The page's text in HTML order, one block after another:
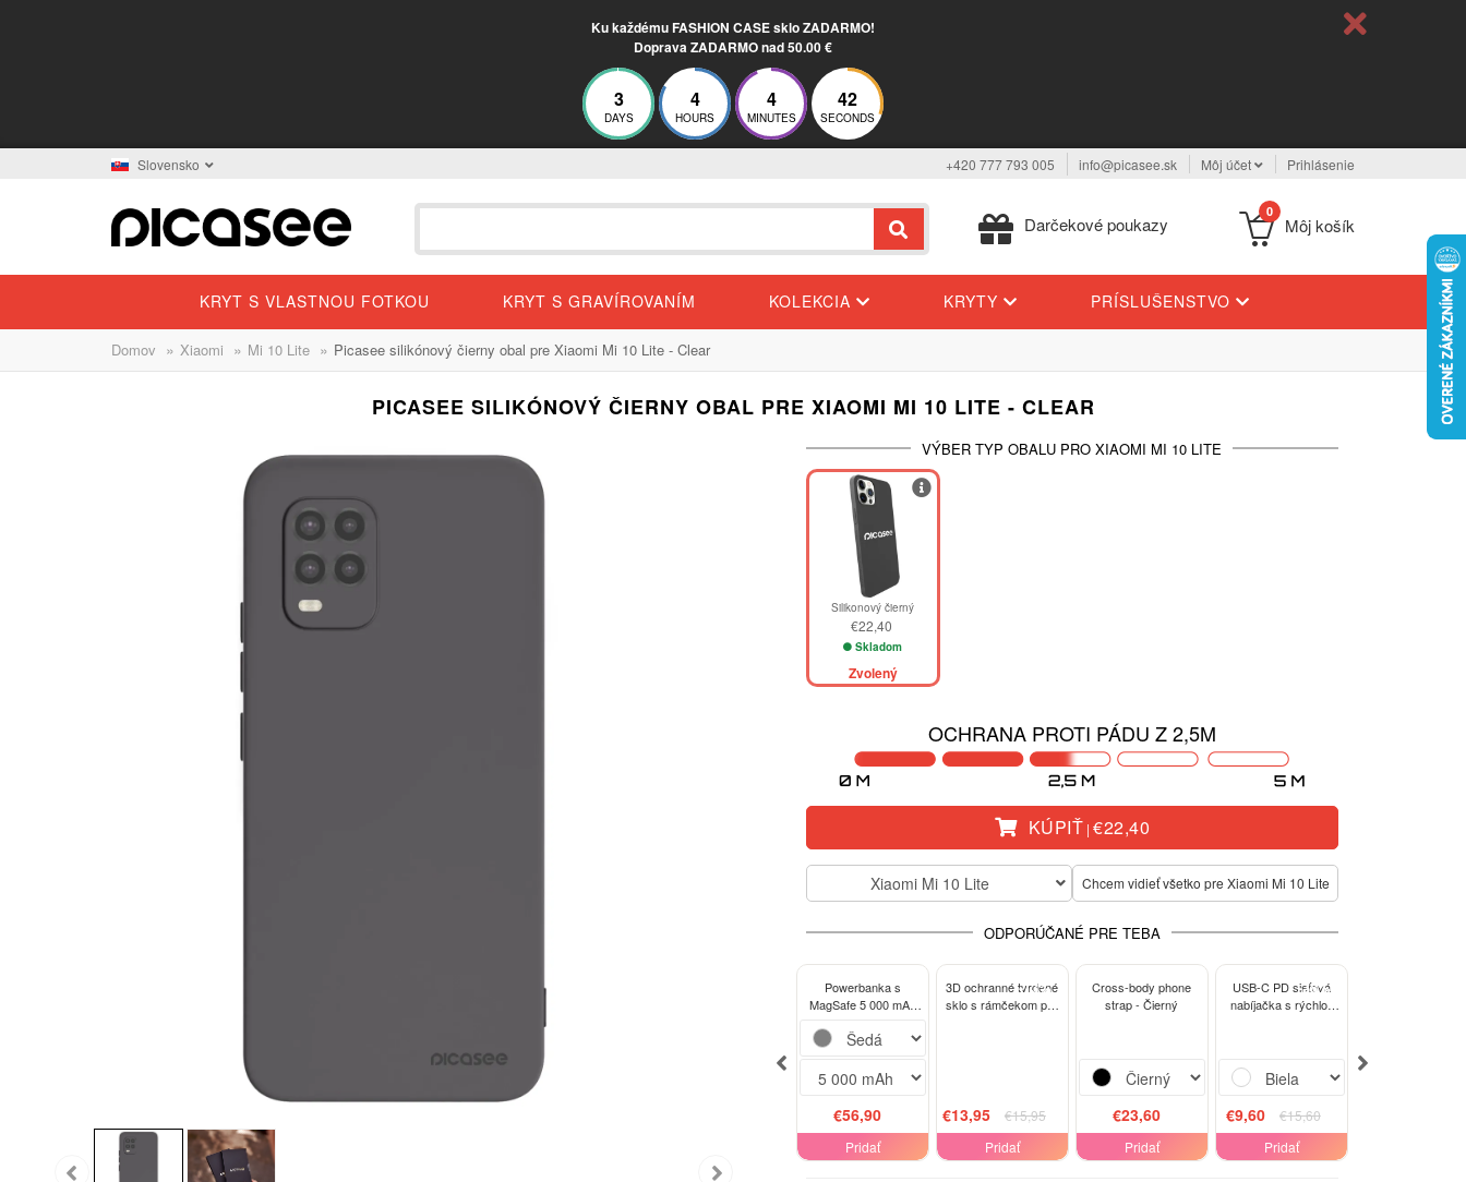
Ku každému FASHION CASE sklo ZADARMO!
Doprava ZADARMO nad 50.00 €
3
DAYS
4
HOURS
4
MINUTES
41
SECONDS
Slovensko +420 777 793 005 info@picasee.sk Môj účet Prihlásenie
Darčekové poukazy
0
Môj košík
KRYT S VLASTNOU FOTKOU KRYT S GRAVÍROVANÍM KOLEKCIA KRYTY PRÍSLUŠENSTVO
Domov » Xiaomi » Mi 10 Lite » Picasee silikónový čierny obal pre Xiaomi Mi 10 Lite - Clear
PICASEE SILIKÓNOVÝ ČIERNY OBAL PRE XIAOMI MI 10 LITE - CLEAR
VÝBER TYP OBALU PRO XIAOMI MI 10 LITE
Silikonový čierný
€22,40
Skladom
Zvolený
OCHRANA PROTI PÁDU Z 2,5M
KÚPIŤ |€22,40
Xiaomi Mi 10 Lite Chcem vidieť všetko pre Xiaomi Mi 10 Lite
ODPORÚČANÉ PRE TEBA
Powerbanka s
MagSafe 5 000 mAh
€56,90
Pridať
-13%
3D ochranné tvrdené
sklo s rámčekom pre
€13,95
€15,95
Pridať
Cross-body phone
strap - Čierný
€23,60
Pridať
-38%
USB-C PD sieťová
nabíjačka s rýchlo-
€9,60
€15,60
Pridať